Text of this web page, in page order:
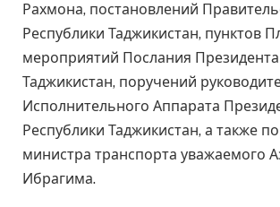
Рахмона, постановлений
Республики Таджикистан, пунктов
мероприятий Послания
Таджикистан, поручений
Исполнительного Аппарата
Республики Таджикистан, а также
министра транспорта уважаемого
Ибрагима.